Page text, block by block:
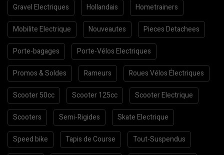
Gravel Electriques Hollandais Hometrainers
Mobilite Electrique Nouveautes Pieces Detachees
Porte-bagages Porte-Vélos Electriques
Promos & Soldes Rameurs Roues Vélos Électriques
Scooter 50cc Scooter 125cc Scooter Electrique
Scooters Semi-Rigides Skate Electrique
Speed bike Tapis de Course Tout-Suspendus